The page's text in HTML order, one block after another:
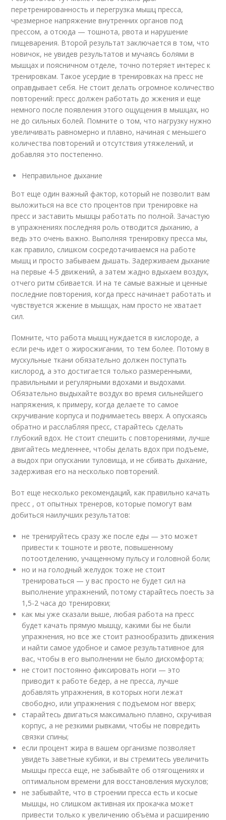
перетренированность и перегрузка мышц пресса,
чрезмерное напряжение внутренних органов под
прессом, а отсюда — тошнота, рвота и нарушение
пищеварения. Второй результат заключается в том, что
новичок, не увидев результатов и мучаясь болями в
мышцах и поясничном отделе, точно потеряет интерес к
тренировкам. Такое усердие в тренировках на пресс не
оправдывает себя. Не стоит делать огромное количество
повторений: пресс должен работать до жжения и еще
немного после появления этого ощущения в мышцах, но
не до сильных болей. Помните о том, что нагрузку нужно
увеличивать равномерно и плавно, начиная с меньшего
количества повторений и отсутствия утяжелений, и
добавляя это постепенно.
Неправильное дыхание
Вот еще один важный фактор, который не позволит вам
выложиться на все сто процентов при тренировке на
пресс и заставить мышцы работать по полной. Зачастую
в упражнениях последняя роль отводится дыханию, а
ведь это очень важно. Выполняя тренировку пресса мы,
как правило, слишком сосредотачиваемся на работе
мышц и просто забываем дышать. Задерживаем дыхание
на первые 4-5 движений, а затем жадно вдыхаем воздух,
отчего ритм сбивается. И на те самые важные и ценные
последние повторения, когда пресс начинает работать и
чувствуется жжение в мышцах, нам просто не хватает
сил.
Помните, что работа мышц нуждается в кислороде, а
если речь идет о жиросжигании, то тем более. Потому в
мускульные ткани обязательно должен поступать
кислород, а это достигается только размеренными,
правильными и регулярными вдохами и выдохами.
Обязательно выдыхайте воздух во время сильнейшего
напряжения, к примеру, когда делаете то самое
скручивание корпуса и поднимаетесь вверх. А опускаясь
обратно и расслабляя пресс, старайтесь сделать
глубокий вдох. Не стоит спешить с повторениями, лучше
двигайтесь медленнее, чтобы делать вдох при подъеме,
а выдох при опускании туловища, и не сбивать дыхание,
задерживая его на несколько повторений.
Вот еще несколько рекомендаций, как правильно качать
пресс , от опытных тренеров, которые помогут вам
добиться наилучших результатов:
не тренируйтесь сразу же после еды — это может
привести к тошноте и рвоте, повышенному
потоотделению, учащенному пульсу и головной боли;
но и на голодный желудок тоже не стоит
тренироваться — у вас просто не будет сил на
выполнение упражнений, потому старайтесь поесть за
1,5-2 часа до тренировки;
как мы уже сказали выше, любая работа на пресс
будет качать прямую мышцу, какими бы не были
упражнения, но все же стоит разнообразить движения
и найти самое удобное и самое результативное для
вас, чтобы в его выполнении не было дискомфорта;
не стоит постоянно фиксировать ноги — это
приводит к работе бедер, а не пресса, лучше
добавлять упражнения, в которых ноги лежат
свободно, или упражнения с подъемом ног вверх;
старайтесь двигаться максимально плавно, скручивая
корпус, а не резкими рывками, чтобы не повредить
связки спины;
если процент жира в вашем организме позволяет
увидеть заветные кубики, и вы стремитесь увеличить
мышцы пресса еще, не забывайте об отягощениях и
оптимальном времени для восстановления мускулов;
не забывайте, что в строении пресса есть и косые
мышцы, но слишком активная их прокачка может
привести только к увеличению объёма и расширению